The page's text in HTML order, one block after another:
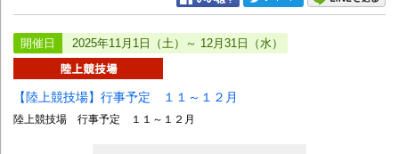
開催日 2025年11月1日（土）～ 12月31日（水）
【陸上競技場】行事予定 １１～１２月
陸上競技場 行事予定 １１～１２月